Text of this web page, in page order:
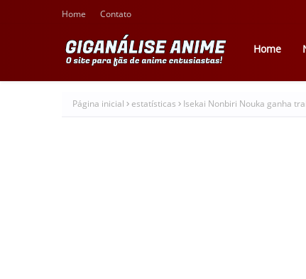
Home Contato
Home
Página inicial estatísticas Isekai Nonbiri Nouka ganha